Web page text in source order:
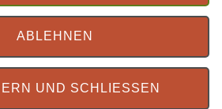
ABLEHNEN
UND SCHLIESSEN